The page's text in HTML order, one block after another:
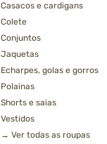
Casacos e cardigans
Colete
Conjuntos
Jaquetas
Echarpes, golas e gorros
Polainas
Shorts e saias
Vestidos
→ Ver todas as roupas